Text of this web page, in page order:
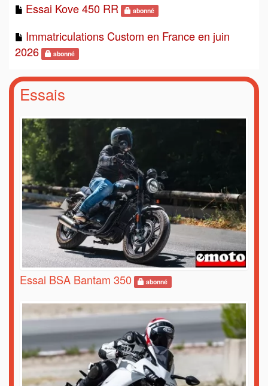
Essai Kove 450 RR abonné
Immatriculations Custom en France en juin
2026
abonné
Essais
Essai BSA Bantam 350 abonné